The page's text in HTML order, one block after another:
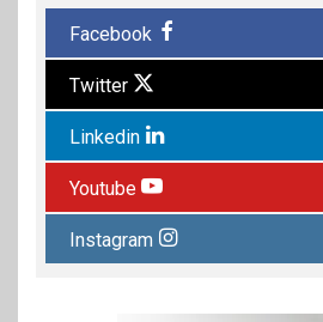
Facebook
Twitter
Linkedin
Youtube
Instagram